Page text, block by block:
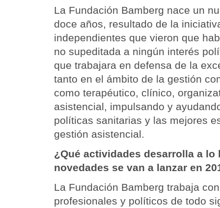
La Fundación Bamberg nace un
doce años, resultado de la
independientes que vieron que
no supeditada a ningún interés
que trabajara en defensa de la
tanto en el ámbito de la gestión
como terapéutico, clínico,
asistencial, impulsando y
políticas sanitarias y las mejores
gestión asistencial.
¿Qué actividades desarrolla a lo
novedades se van a lanzar en
La Fundación Bamberg trabaja
profesionales y políticos de todo